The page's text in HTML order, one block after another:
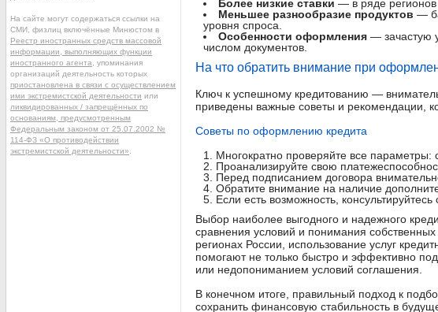
Более низкие ставки — в ряде регионов
Меньшее разнообразие продуктов —
уровня спроса.
Особенности оформления — зачастую
числом документов.
На что обратить внимание при
Ключ к успешному кредитованию —
приведены важные советы и рекомендации,
Советы по оформлению кредита
Многократно проверяйте все
Проанализируйте свою
Перед подписанием договора
Обратите внимание на наличие
Если есть возможность,
Выбор наиболее выгодного и надежного
сравнения условий и понимания
регионах России, использование услуг
помогают не только быстро и эффективно
или недопониманием условий соглашения.
В конечном итоге, правильный подход к
сохранить финансовую стабильность в
На сайте могут содержаться ссылки на
СМИ, физлиц включённые Минюстом в
Реестр иностранных средств массовой
информации, выполняющих функции
иностранного агента , упоминания
организаций деятельность которых
приостановлена в связи с осуществлением
ими экстремистской деятельности или
ликвидированных / запрещённых по
основаниям, предусмотренным
Федеральным законом от 25.07.2002 №
114-ФЗ «О противодействии
экстремистской деятельности»